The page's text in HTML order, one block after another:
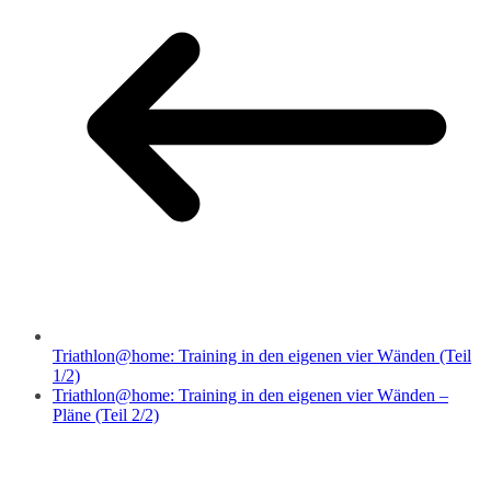
Triathlon@home: Training in den eigenen vier Wänden (Teil
1/2)
Triathlon@home: Training in den eigenen vier Wänden –
Pläne (Teil 2/2)